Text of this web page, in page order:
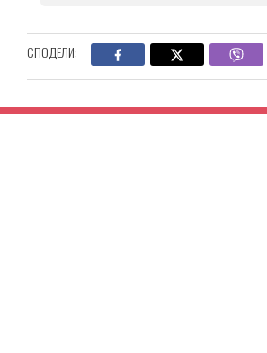
СПОДЕЛИ: